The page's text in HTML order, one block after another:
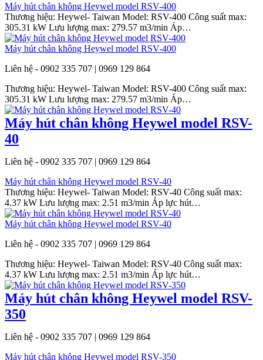
Máy hút chân không Heywel model RSV-400
Thương hiệu: Heywel- Taiwan Model: RSV-400 Công suất max:
305.31 kW Lưu lượng max: 279.57 m3/min Áp…
Máy hút chân không Heywel model RSV-400
Liên hệ - 0902 335 707 | 0969 129 864
Thương hiệu: Heywel- Taiwan Model: RSV-400 Công suất max:
305.31 kW Lưu lượng max: 279.57 m3/min Áp…
Máy hút chân không Heywel model RSV-
40
Liên hệ - 0902 335 707 | 0969 129 864
Máy hút chân không Heywel model RSV-40
Thương hiệu: Heywel- Taiwan Model: RSV-40 Công suất max:
4.37 kW Lưu lượng max: 2.51 m3/min Áp lực hút…
Máy hút chân không Heywel model RSV-40
Liên hệ - 0902 335 707 | 0969 129 864
Thương hiệu: Heywel- Taiwan Model: RSV-40 Công suất max:
4.37 kW Lưu lượng max: 2.51 m3/min Áp lực hút…
Máy hút chân không Heywel model RSV-
350
Liên hệ - 0902 335 707 | 0969 129 864
Máy hút chân không Heywel model RSV-350